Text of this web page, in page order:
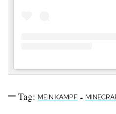
Tag: MEIN KAMPF -